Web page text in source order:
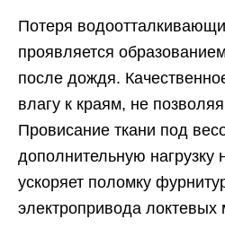
Потеря
проявляется
после дождя.
влагу к краям, не
Провисание ткани под
дополнительную нагрузку
ускоряет поломку
электропривода локтевых